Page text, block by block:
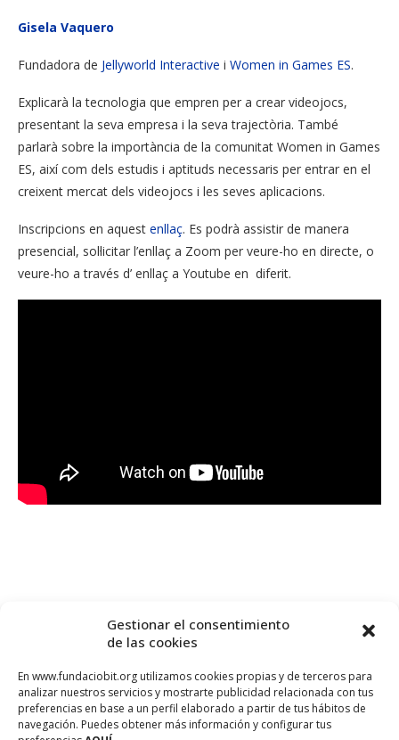
Gestionar el consentimiento
de las cookies
En www.fundaciobit.org utilizamos cookies propias y de terceros para
analizar nuestros servicios y mostrarte publicidad relacionada con tus
preferencias en base a un perfil elaborado a partir de tus hábitos de
navegación. Puedes obtener más información y configurar tus
Gisela Vaquero
Fundadora de Jellyworld Interactive i Women in Games ES.
Explicarà la tecnologia que empren per a crear videojocs,
presentant la seva empresa i la seva trajectòria. També
parlarà sobre la importància de la comunitat Women in Games
ES, així com dels estudis i aptituds necessaris per entrar en el
creixent mercat dels videojocs i les seves aplicacions.
Inscripcions en aquest enllaç. Es podrà assistir de manera
presencial, sol·licitar l’enllaç a Zoom per veure-ho en directe, o
veure-ho a través d’ enllaç a Youtube en diferit.